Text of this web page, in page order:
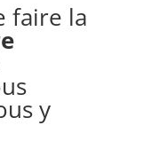
faire la
y